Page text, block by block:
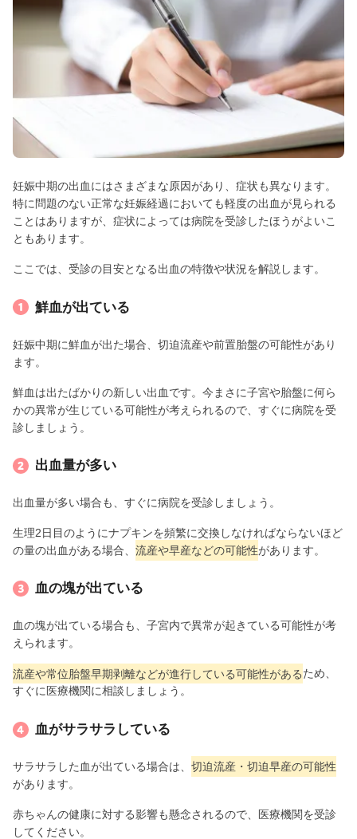
妊娠中期の出血にはさまざまな原因があり、症状も異なります。
特に問題のない正常な妊娠経過においても軽度の出血が見られる
ことはありますが、症状によっては病院を受診したほうがよいこ
ともあります。
ここでは、受診の目安となる出血の特徴や状況を解説します。
鮮血が出ている
妊娠中期に鮮血が出た場合、切迫流産や前置胎盤の可能性があり
ます。
鮮血は出たばかりの新しい出血です。今まさに子宮や胎盤に何ら
かの異常が生じている可能性が考えられるので、すぐに病院を受
診しましょう。
出血量が多い
出血量が多い場合も、すぐに病院を受診しましょう。
生理2日目のようにナプキンを頻繁に交換しなければならないほど
の量の出血がある場合、 流産や早産などの可能性があります。
血の塊が出ている
血の塊が出ている場合も、子宮内で異常が起きている可能性が考
えられます。
流産や常位胎盤早期剥離などが進行している可能性があるため、
すぐに医療機関に相談しましょう。
血がサラサラしている
サラサラした血が出ている場合は、 切迫流産・切迫早産の可能性
があります。
赤ちゃんの健康に対する影響も懸念されるので、医療機関を受診
してください。